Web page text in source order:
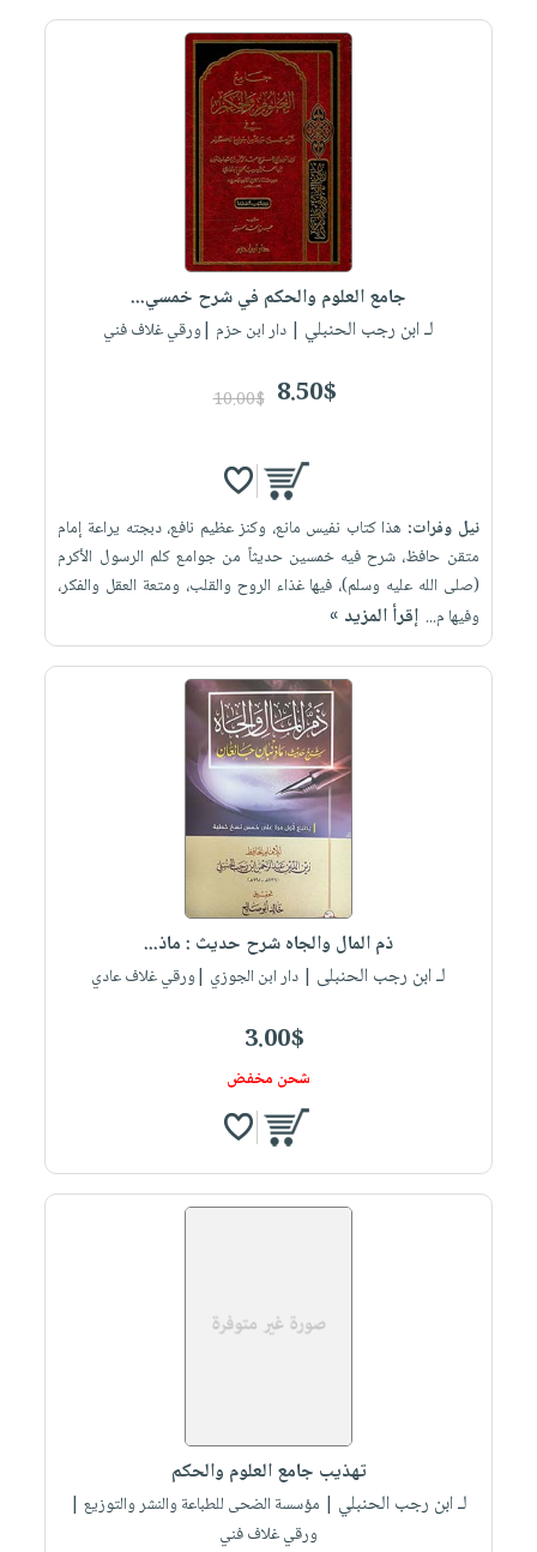
جامع العلوم والحكم في شرح خمسي...
لـ ابن رجب الحنبلي | دار ابن حزم |ورقي غلاف فني
8.50$
10.00$
نيل وفرات: هذا كتاب نفيس مانع، وكنز عظيم نافع، دبجته يراعة إمام
متقن حافظ، شرح فيه خمسين حديثاً من جوامع كلم الرسول الأكرم
(صلى الله عليه وسلم)، فيها غذاء الروح والقلب، ومتعة العقل والفكر،
وفيها م... إقرأ المزيد »
ذم المال والجاه شرح حديث : ماذ...
لـ ابن رجب الحنبلى | دار ابن الجوزي |ورقي غلاف عادي
3.00$
شحن مخفض
تهذيب جامع العلوم والحكم
لـ ابن رجب الحنبلي | مؤسسة الضحى للطباعة والنشر والتوزيع |
ورقي غلاف فني